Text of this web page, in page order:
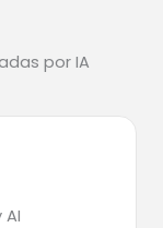
por IA
AI